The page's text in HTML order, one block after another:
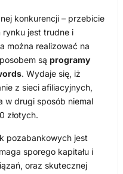
konkurencji – przebicie
jest trudne i
można realizować na
są programy
. Wydaje się, iż
z sieci afiliacyjnych,
w drugi sposób niemal
złotych.
pozabankowych jest
sporego kapitału i
oraz skutecznej